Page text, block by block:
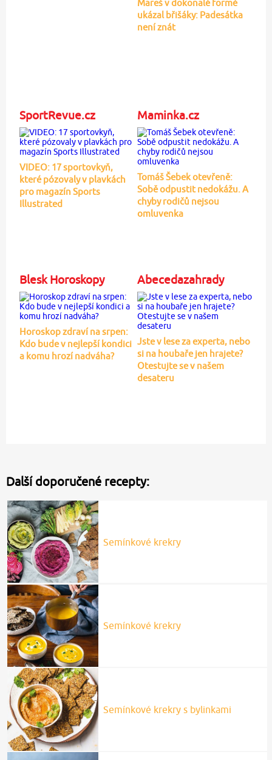
Mareš v dokonalé formě
ukázal břišáky: Padesátka
není znát
SportRevue.cz
VIDEO: 17 sportovkyň,
které pózovaly v plavkách
pro magazín Sports
Illustrated
Maminka.cz
Tomáš Šebek otevřeně:
Sobě odpustit nedokážu. A
chyby rodičů nejsou
omluvenka
Blesk Horoskopy
Horoskop zdraví na srpen:
Kdo bude v nejlepší kondici
a komu hrozí nadváha?
Abecedazahrady
Jste v lese za experta, nebo
si na houbaře jen hrajete?
Otestujte se v našem
desateru
Další doporučené recepty:
Semínkové krekry
Semínkové krekry
Semínkové krekry s bylinkami